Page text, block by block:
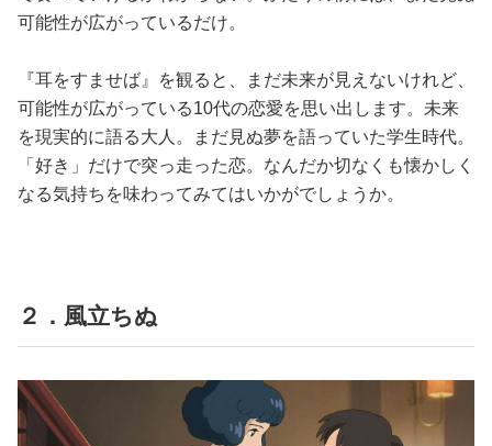
可能性が広がっているだけ。
『耳をすませば』を観ると、まだ未来が見えないけれど、
可能性が広がっている10代の恋愛を思い出します。未来
を現実的に語る大人。まだ見ぬ夢を語っていた学生時代。
「好き」だけで突っ走った恋。なんだか切なくも懐かしく
なる気持ちを味わってみてはいかがでしょうか。
２．風立ちぬ